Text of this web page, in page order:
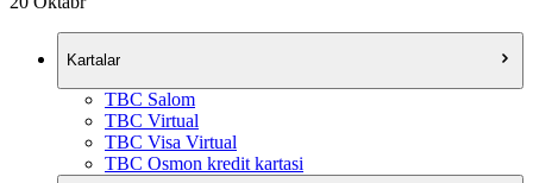
Kartalar
TBC Salom
TBC Virtual
TBC Visa Virtual
TBC Osmon kredit kartasi